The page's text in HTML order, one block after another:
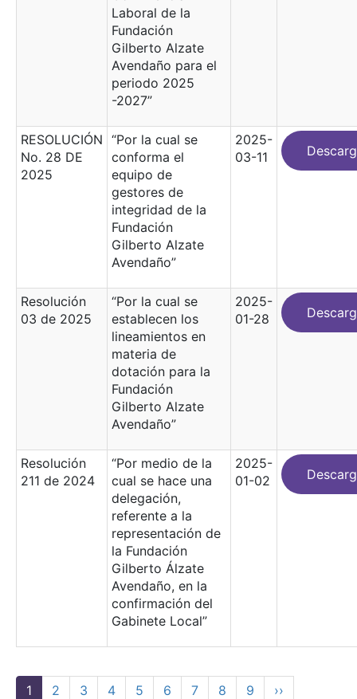
Laboral de la
Fundación
Gilberto Alzate
Avendaño para el
periodo 2025
-2027”
RESOLUCIÓN
No. 28 DE
2025
“Por la cual se
conforma el
equipo de
gestores de
integridad de la
Fundación
Gilberto Alzate
Avendaño”
2025-
03-11
Resolución
03 de 2025
“Por la cual se
establecen los
lineamientos en
materia de
dotación para la
Fundación
Gilberto Alzate
Avendaño”
2025-
01-28
Resolución
211 de 2024
“Por medio de la
cual se hace una
delegación,
referente a la
representación de
la Fundación
Gilberto Álzate
Avendaño, en la
confirmación del
Gabinete Local”
2025-
01-02
Paginación
Página actual
1 Page
2 Page
3 Page
4 Page
5 Page
6 Page
7 Page
8 Page
9 Siguiente
››